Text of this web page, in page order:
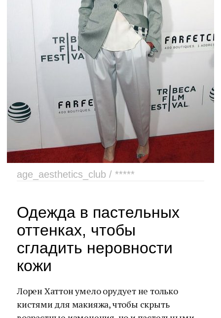
age_aesthetics_club / *****
Одежда в пастельных
оттенках, чтобы
сгладить неровности
кожи
Лорен Хаттон умело орудует не только
кистями для макияжа, чтобы скрыть